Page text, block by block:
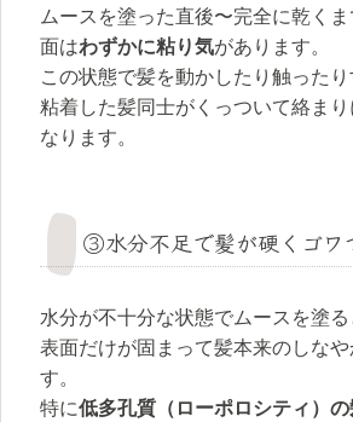
ムースを塗った直後〜完全に乾く
面はわずかに粘り気があります。
この状態で髪を動かしたり触ったり
粘着した髪同士がくっついて絡まり
なります。
③水分不足で髪が硬くゴワ
水分が不十分な状態でムースを塗る
表面だけが固まって髪本来のしなや
す。
特に低多孔質（ローポロシティ）